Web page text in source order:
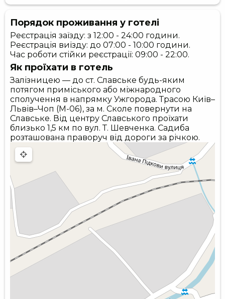
Порядок проживання у готелі
Реєстрація заїзду: з 12:00 - 24:00 години.
Реєстрація виїзду: до 07:00 - 10:00 години.
Час роботи стійки реєстрації: 09:00 - 22:00.
Як проїхати в готель
Залізницею — до ст. Славcьке будь-яким
потягом приміського або міжнародного
сполучення в напрямку Ужгорода. Трасою Київ–
Львів–Чоп (М-06), за м. Сколе повернути на
Славське. Від центру Славського проїхати
близько 1,5 км по вул. Т. Шевченка. Садиба
розташована праворуч від дороги за річкою.